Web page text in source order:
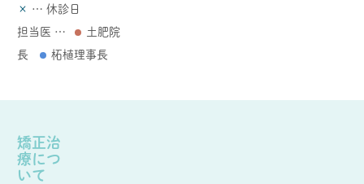
× … 休診日
担当医 …
土肥院
長
柘植理事長
矯正治
療につ
いて